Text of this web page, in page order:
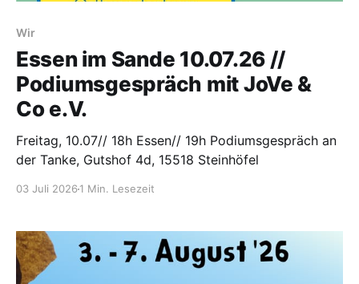
Wir
Essen im Sande 10.07.26 //
Podiumsgespräch mit JoVe &
Co e.V.
Freitag, 10.07// 18h Essen// 19h Podiumsgespräch an
der Tanke, Gutshof 4d, 15518 Steinhöfel
03 Juli 2026 1 Min. Lesezeit